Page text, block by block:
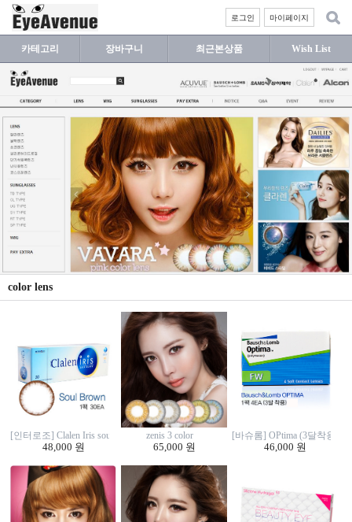
마이페이지
로그인
카테고리 장바구니 최근본상품 Wish List
color lens
[인터로조] Clalen Iris soul brown (30EA)
48,000 원
zenis 3 color
65,000 원
[바슈롬] OPtima (3달착용
46,000 원